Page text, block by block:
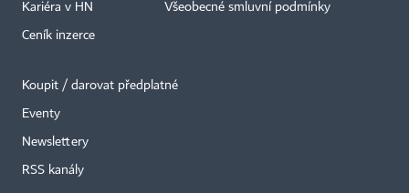
Kariéra v HN
Ceník inzerce
Všeobecné smluvní podmínky
Koupit / darovat předplatné
Eventy
Newslettery
RSS kanály